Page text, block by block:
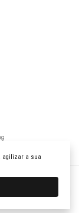
agilizar a sua
direitos reservados.